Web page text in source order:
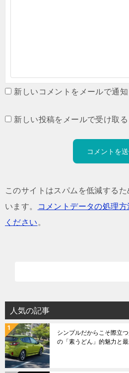
新しいコメントをメールで通知
新しい投稿をメールで受け取る
このサイトはスパムを低減する
います。
コメントデータの処理
ください。
人気の記事
シンプルだからこそ際立
の「素うどん」的魅力と